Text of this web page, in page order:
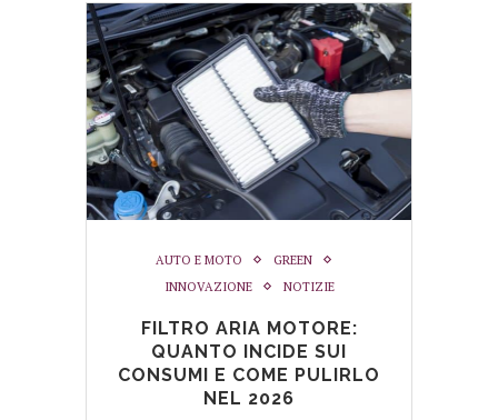
AUTO E MOTO
GREEN
INNOVAZIONE
NOTIZIE
FILTRO ARIA MOTORE:
QUANTO INCIDE SUI
CONSUMI E COME PULIRLO
NEL 2026